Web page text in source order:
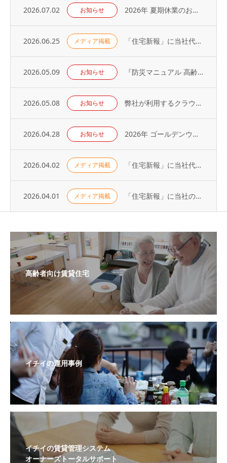
2026.07.02 お知らせ 2026年 夏期休業のお知らせ
2026.06.25 メディア掲載 「住宅新報」に当社代表の取材記事が掲載されました（2026年6月23日号）
2026.05.09 お知らせ 『防災マニュアル 高齢入居者・外国人入居者対応編』当社代表が制作に協力
2026.05.08 お知らせ 弊社が利用するクラウドサービスへの不正アクセス発生に関するお知らせとお詫び
2026.04.28 お知らせ 2026年 ゴールデンウィーク休業のお知らせ
2026.04.02 メディア掲載 「住宅新報」に当社代表の取材記事が掲載されました（2026年3月31日号）
2026.04.01 メディア掲載 「住宅新報」に当社の取り組みが掲載されました（2026年3月24日号）
高齢者向け賃貸住宅
イチイの運用事例
イチイの賃貸管理システム
オーナーズトータルサポート